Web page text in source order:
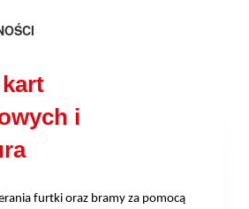
i
furtki oraz bramy za pomocą